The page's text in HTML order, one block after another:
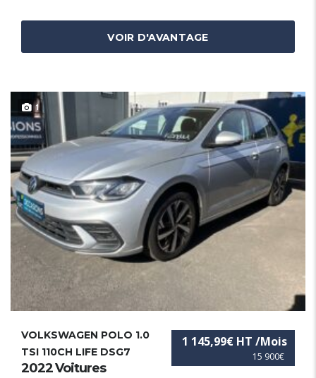
VOIR D'AVANTAGE
1
15 900€
1 145,99€ HT /Mois
VOLKSWAGEN POLO 1.0
TSI 110CH LIFE DSG7
2022 Voitures